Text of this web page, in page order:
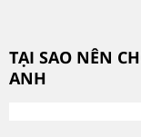
TẠI SAO NÊN
ANH